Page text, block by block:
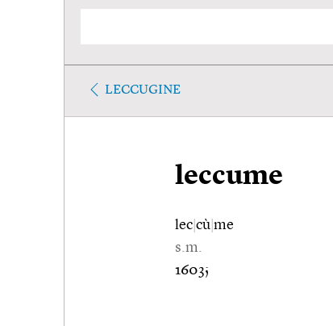
LECCUGINE
leccume
lec cù me
s.m.
1603;